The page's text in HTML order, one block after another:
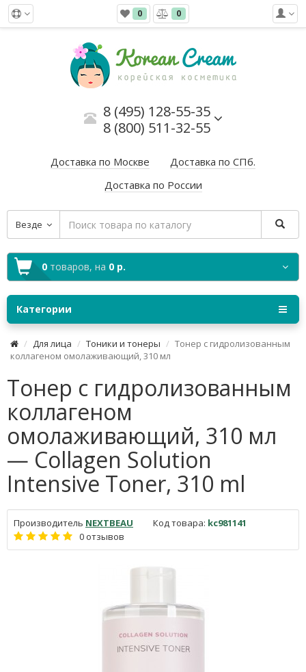
0 0
8 (495) 128-55-35
8 (800) 511-32-55
Доставка по Москве
Доставка по СПб.
Доставка по России
Везде
0 товаров, на 0 р.
Категории
Для лица Тоники и тонеры
Тонер с гидролизованным
коллагеном омолаживающий, 310 мл
Тонер с гидролизованным
коллагеном
омолаживающий, 310 мл
— Collagen Solution
Intensive Toner, 310 ml
Производитель NEXTBEAU Код товара: kc981141
0 отзывов